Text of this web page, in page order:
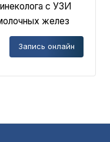
с УЗИ
желез
Запись онлайн